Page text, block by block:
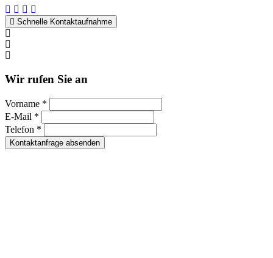
Schnelle Kontaktaufnahme
Wir rufen Sie an
Vorname *
E-Mail *
Telefon *